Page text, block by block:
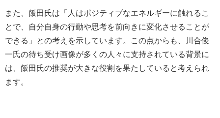
また、飯田氏は「人はポジティブなエネルギーに触れるこ
とで、自分自身の行動や思考を前向きに変化させることが
できる」との考えを示しています。この点からも、川合俊
一氏の待ち受け画像が多くの人々に支持されている背景に
は、飯田氏の推奨が大きな役割を果たしていると考えられ
ます。